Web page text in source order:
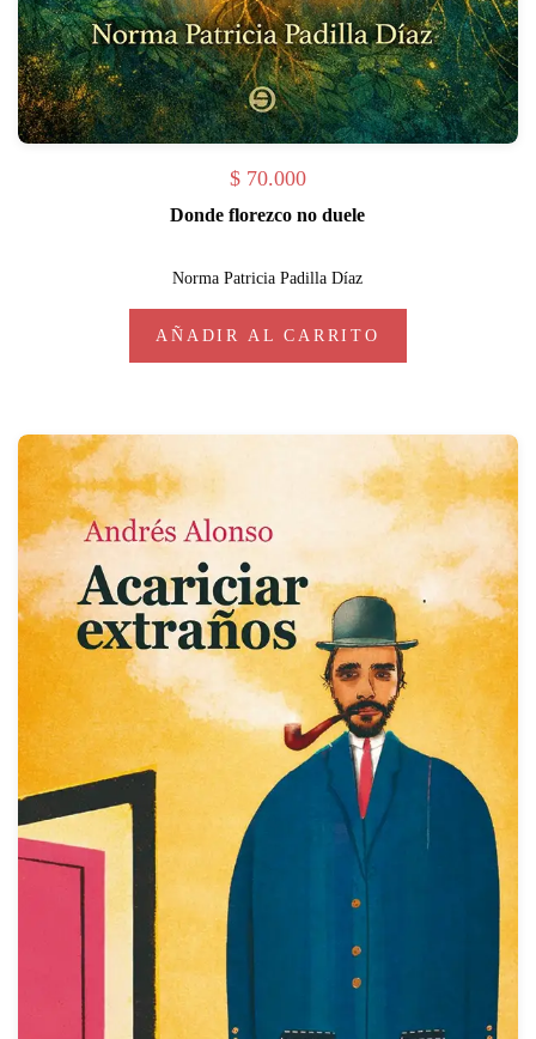
$70.000
Donde florezco no duele
Norma Patricia Padilla Díaz
AÑADIR AL CARRITO